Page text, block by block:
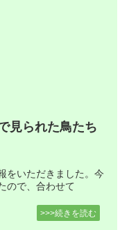
見られた鳥たち
をいただきました。今
ので、合わせて
>>>続きを読む